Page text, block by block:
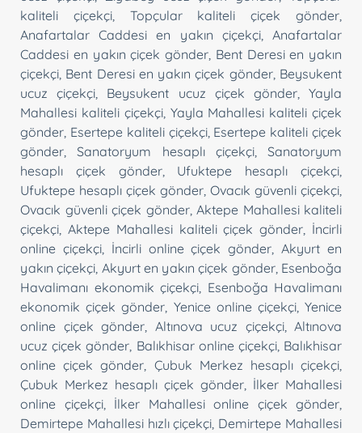
kaliteli çiçekçi, Topçular kaliteli çiçek gönder
Anafartalar Caddesi en yakın çiçekçi,Anafartalar
Caddesi en yakın çiçek gönder Bent Deresi en yakın
çiçekçi Bent Deresi en yakın çiçek gönder, Beysukent
ucuz çiçekçi
Beysukent ucuz çiçek gönder,Yayla
Mahallesi kaliteli çiçekçi, Yayla Mahallesi kaliteli çiçek
gönder Esertepe kaliteli çiçekçi, Esertepe kaliteli çiçek
gönder ,Sanatoryum hesaplı çiçekçi, Sanatoryum
hesaplı çiçek gönder, Ufuktepe hesaplı çiçekçi
Ufuktepe hesaplı çiçek gönder Ovacık güvenli çiçekçi
Ovacık güvenli çiçek gönder, Aktepe Mahallesi kaliteli
çiçekçi Aktepe Mahallesi kaliteli çiçek gönder İncirli
online çiçekçi, İncirli online çiçek gönder ,Akyurt en
yakın çiçekçi Akyurt en yakın çiçek gönder, Esenboğa
Havalimanı ekonomik çiçekçi Esenboğa Havalimanı
ekonomik çiçek gönder Yenice online çiçekçi,Yenice
online çiçek gönder
Altınova ucuz çiçekçi, Altınova
ucuz çiçek gönder Balıkhisar online çiçekçi, Balıkhisar
online çiçek gönder
Çubuk Merkez hesaplı çiçekçi
Çubuk Merkez hesaplı çiçek gönder İlker Mahallesi
online çiçekçi, İlker Mahallesi online çiçek gönder
Demirtepe Mahallesi hızlı çiçekçi Demirtepe Mahallesi